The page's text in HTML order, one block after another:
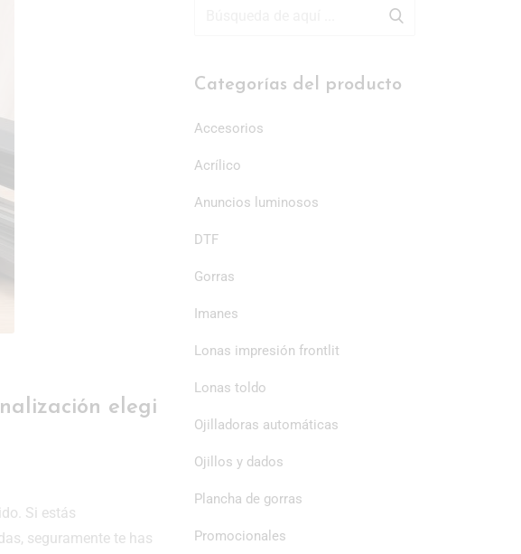
elegi
Si estás
seguramente te has
Categorías del producto
Accesorios
Acrílico
Anuncios luminosos
DTF
Gorras
Imanes
Lonas impresión frontlit
Lonas toldo
Ojilladoras automáticas
Ojillos y dados
Plancha de gorras
Promocionales